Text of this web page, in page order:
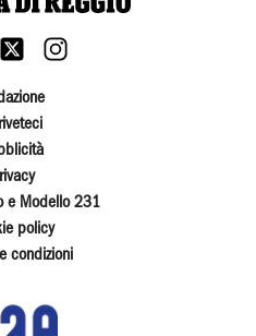
e Modello 231
policy
e condizioni